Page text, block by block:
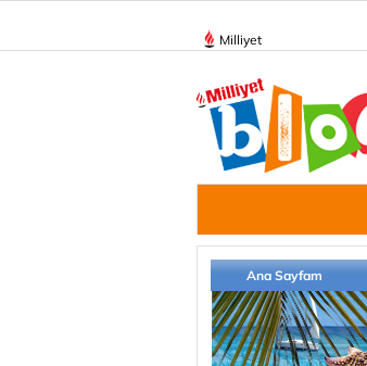
Milliyet
Ana Sayfam